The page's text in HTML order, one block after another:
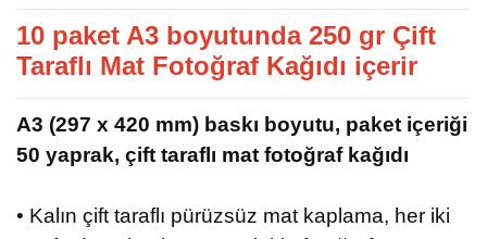
10 paket A3 boyutunda 250 gr Çift
Taraflı Mat Fotoğraf Kağıdı içerir
A3 (297 x 420 mm) baskı boyutu, paket içeriği
50 yaprak, çift taraflı mat fotoğraf kağıdı
• Kalın çift taraflı pürüzsüz mat kaplama, her iki